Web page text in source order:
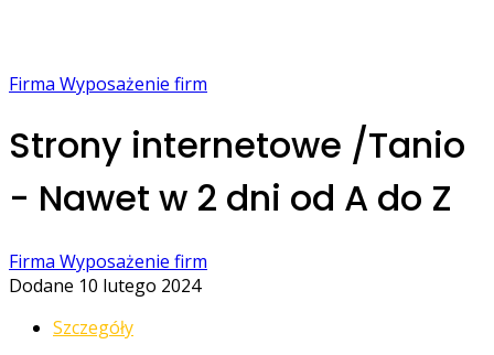
Firma Wyposażenie firm
Strony internetowe /Tanio
- Nawet w 2 dni od A do Z
Firma Wyposażenie firm
Dodane 10 lutego 2024
Szczegóły